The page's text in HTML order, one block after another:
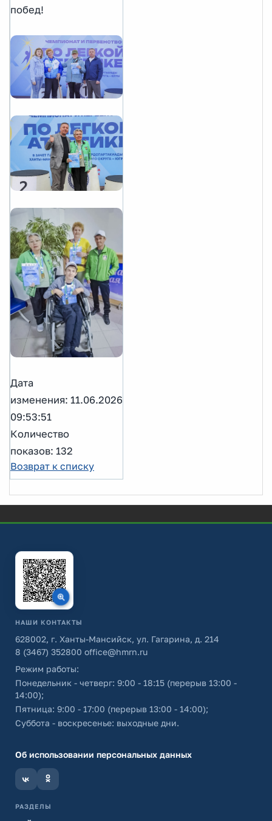
побед!
Дата
изменения: 11.06.2026
09:53:51
Количество
показов: 132
Возврат к списку
НАШИ КОНТАКТЫ
628002, г. Ханты-Мансийск, ул. Гагарина, д. 214
8 (3467) 352800 office@hmrn.ru
Режим работы:
Понедельник - четверг: 9:00 - 18:15 (перерыв 13:00 -
14:00);
Пятница: 9:00 - 17:00 (перерыв 13:00 - 14:00);
Суббота - воскресенье: выходные дни.
Об использовании персональных данных
РАЗДЕЛЫ